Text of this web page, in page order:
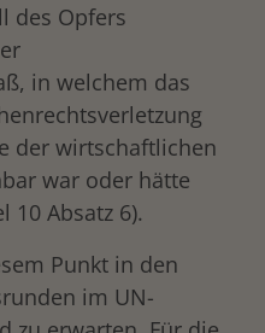
des Opfers
in welchem das
der wirtschaftlichen
war oder hätte
10 Absatz 6).
Punkt in den
im UN-